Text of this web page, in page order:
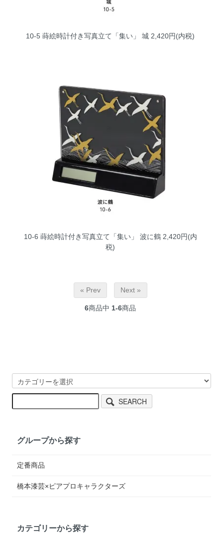
10-5 蒔絵時計付き写真立て「集い」 城 2,420円(内税)
10-6 蒔絵時計付き写真立て「集い」 波に鶴2,420円(内
税)
« Prev Next »
6商品中 1-6商品
SEARCH
グループから探す
定番商品
橋本漆芸×ピアプロキャラクターズ
カテゴリーから探す